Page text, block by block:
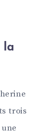
la
trois